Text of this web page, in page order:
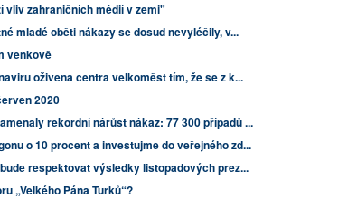
vliv zahraničních médií v zemi"
mladé oběti nákazy se dosud nevyléčily, v...
venkově
oživena centra velkoměst tím, že se z k...
2020
rekordní nárůst nákaz: 77 300 případů ...
o 10 procent a investujme do veřejného zd...
respektovat výsledky listopadových prez...
„Velkého Pána Turků“?